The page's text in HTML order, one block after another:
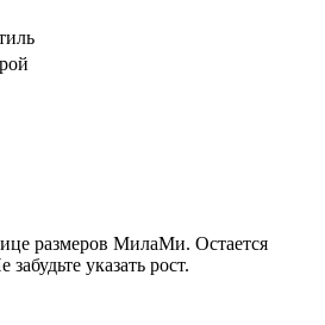
размеров МилаМи. Остается
указать рост.